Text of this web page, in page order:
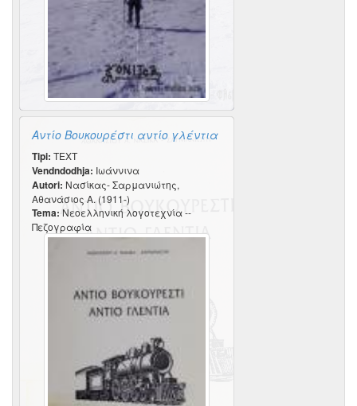
Αντίο Βουκουρέστι αντίο γλέντια
Tipi: TEXT
Vendndodhja: Ιωάννινα
Autori: Νασίκας- Σαρμανιώτης,
Αθανάσιος Α. (1911-)
Tema: Νεοελληνική λογοτεχνία --
Πεζογραφία